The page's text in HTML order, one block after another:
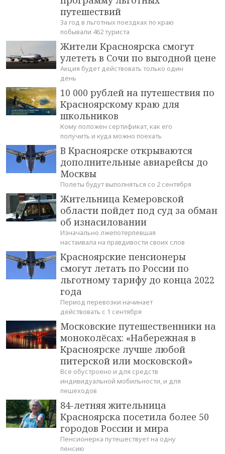
путешествий
За год в льготных поездках по краю
побывали 462 туриста
Жители Красноярска смогут
улететь в Сочи по выгодной цене
Акция будет действовать только один
день
10 000 рублей на путешествия по
Красноярскому краю для
школьников
Кому положен сертификат, как его
получить и куда можно поехать
В Красноярске открываются
дополнительные авиарейсы до
Москвы
Полеты будут выполняться со 2 сентября
Жительница Кемеровской
области пойдет под суд за обман
об изнасиловании
Изначально лжепотерпевшая
настаивала на правдивости своих слов
Красноярские пенсионеры
смогут летать по России по
льготному тарифу до конца 2022
года
Период перевозки начинает
действовать с 1 сентября
Московские путешественники на
моноколёсах: «Набережная в
Красноярске лучше любой
питерской или московской»
Всё обустроено и для средств
индивидуальной мобильности, и для
пешеходов
84-летняя жительница
Красноярска посетила более 50
городов России и мира
Пенсионерка путешествует на одну
пенсию